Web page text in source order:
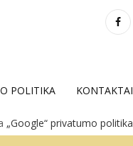
POLITIKA KONTAKTAI
„Google“ privatumo politika